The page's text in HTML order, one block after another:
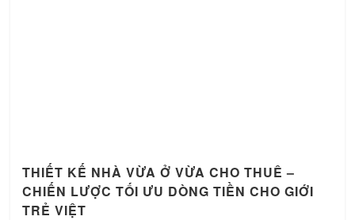
THIẾT KẾ NHÀ VỪA Ở VỪA CHO THUÊ –
CHIẾN LƯỢC TỐI ƯU DÒNG TIỀN CHO GIỚI
TRẺ VIỆT